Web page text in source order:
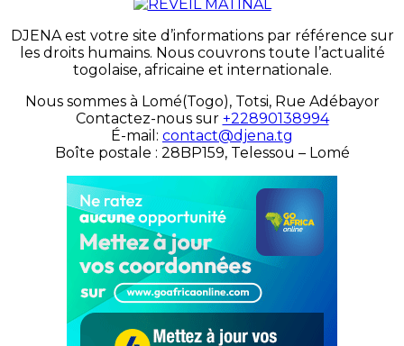
DJENA est votre site d’informations par référence sur
les droits humains. Nous couvrons toute l’actualité
togolaise, africaine et internationale.
Nous sommes à Lomé(Togo), Totsi, Rue Adébayor
Contactez-nous sur +22890138994
É-mail: contact@djena.tg
Boîte postale : 28BP159, Telessou – Lomé